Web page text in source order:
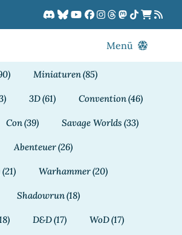
Menü
Miniaturen(85)
3D(61) Convention(46)
Con(39) Savage Worlds (33)
Abenteuer(26)
(21) Warhammer(20)
Shadowrun(18)
D&D(17) WoD(17)